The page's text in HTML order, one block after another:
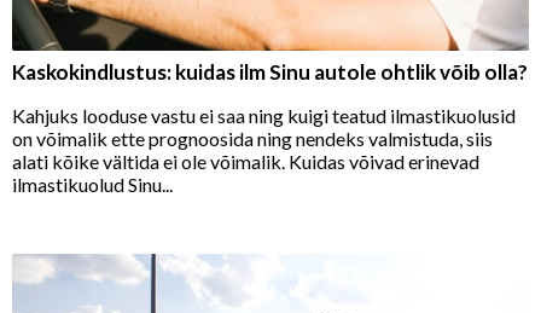
Kaskokindlustus: kuidas ilm Sinu autole ohtlik võib olla?
Kahjuks looduse vastu ei saa ning kuigi teatud ilmastikuolusid
on võimalik ette prognoosida ning nendeks valmistuda, siis
alati kõike vältida ei ole võimalik. Kuidas võivad erinevad
ilmastikuolud Sinu...